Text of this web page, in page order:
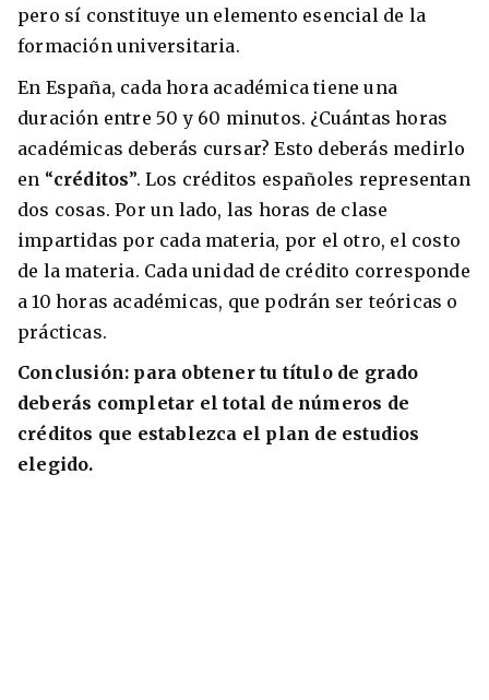
pero sí constituye un elemento esencial de la
formación universitaria.
En España, cada hora académica tiene una
duración entre 50 y 60 minutos. ¿Cuántas horas
académicas deberás cursar? Esto deberás medirlo
en “créditos”. Los créditos españoles representan
dos cosas. Por un lado, las horas de clase
impartidas por cada materia, por el otro, el costo
de la materia. Cada unidad de crédito corresponde
a 10 horas académicas, que podrán ser teóricas o
prácticas.
Conclusión: para obtener tu título de grado
deberás completar el total de números de
créditos que establezca el plan de estudios
elegido.